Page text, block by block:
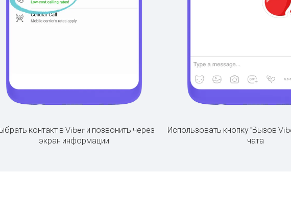
контакт в Viber и позвонить через
экран информации
Использовать кнопку "Вызов
чата